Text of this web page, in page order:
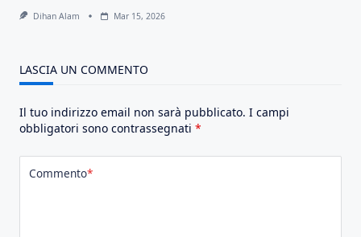
Dihan Alam Mar 15, 2026
LASCIA UN COMMENTO
Il tuo indirizzo email non sarà pubblicato. I campi
obbligatori sono contrassegnati *
Commento*